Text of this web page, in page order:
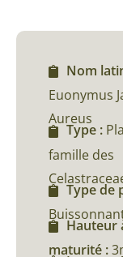
Nom
Euonymus
Aureus
Type :
famille des
Type de
Hauteur
maturité :